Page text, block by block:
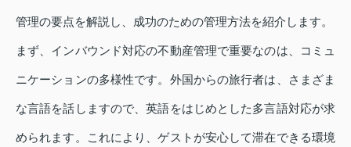
管理の要点を解説し、成功のための管理方法を紹介します。
まず、インバウンド対応の不動産管理で重要なのは、コミュ
ニケーションの多様性です。外国からの旅行者は、さまざま
な言語を話しますので、英語をはじめとした多言語対応が求
められます。これにより、ゲストが安心して滞在できる環境